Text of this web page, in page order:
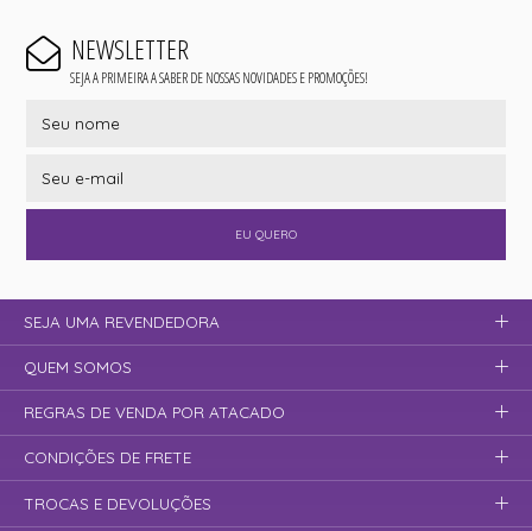
NEWSLETTER
SEJA A PRIMEIRA A SABER DE NOSSAS NOVIDADES E PROMOÇÕES!
EU QUERO
SEJA UMA REVENDEDORA
QUEM SOMOS
REGRAS DE VENDA POR ATACADO
CONDIÇÕES DE FRETE
TROCAS E DEVOLUÇÕES